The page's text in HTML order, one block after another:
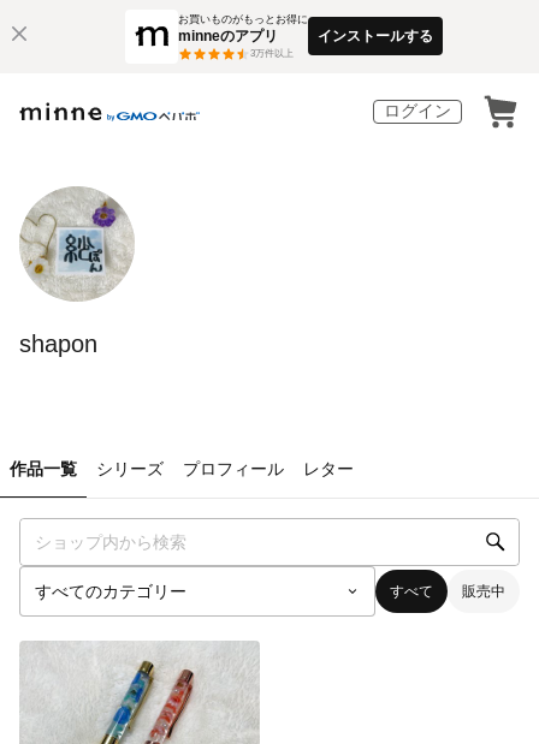
お買いものがもっとお得に
minneのアプリ
3万件以上
インストールする
ログイン
shapon
作品一覧 シリーズ プロフィール レター
すべて 販売中